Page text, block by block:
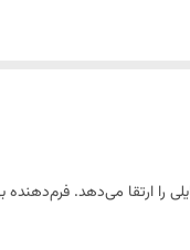
ارتقا می‌دهد. فرم‌دهنده